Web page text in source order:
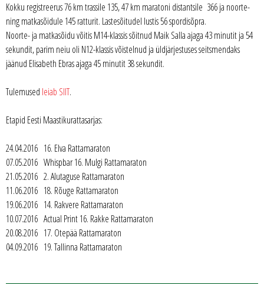
Kokku registreerus 76 km trassile 135, 47 km maratoni distantsile 366 ja noorte-
ning matkasõidule 145 ratturit. Lastesõitudel lustis 56 spordisõpra.
Noorte- ja matkasõidu võitis M14-klassis sõitnud Maik Salla ajaga 43 minutit ja 54
sekundit, parim neiu oli N12-klassis võistelnud ja üldjärjestuses seitsmendaks
jäänud Elisabeth Ebras ajaga 45 minutit 38 sekundit.
Tulemused leiab SIIT.
Etapid Eesti Maastikurattasarjas:
24.04.2016 16. Elva Rattamaraton
07.05.2016 Whispbar 16. Mulgi Rattamaraton
21.05.2016 2. Alutaguse Rattamaraton
11.06.2016 18. Rõuge Rattamaraton
19.06.2016 14. Rakvere Rattamaraton
10.07.2016 Actual Print 16. Rakke Rattamaraton
20.08.2016 17. Otepää Rattamaraton
04.09.2016 19. Tallinna Rattamaraton